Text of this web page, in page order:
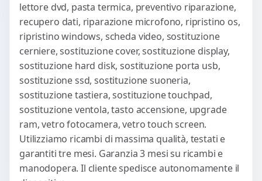
lettore dvd, pasta termica, preventivo riparazione,
recupero dati, riparazione microfono, ripristino os,
ripristino windows, scheda video, sostituzione
cerniere, sostituzione cover, sostituzione display,
sostituzione hard disk, sostituzione porta usb,
sostituzione ssd, sostituzione suoneria,
sostituzione tastiera, sostituzione touchpad,
sostituzione ventola, tasto accensione, upgrade
ram, vetro fotocamera, vetro touch screen.
Utilizziamo ricambi di massima qualità, testati e
garantiti tre mesi. Garanzia 3 mesi su ricambi e
manodopera. Il cliente spedisce autonomamente il